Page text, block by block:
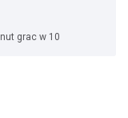
grac w 10